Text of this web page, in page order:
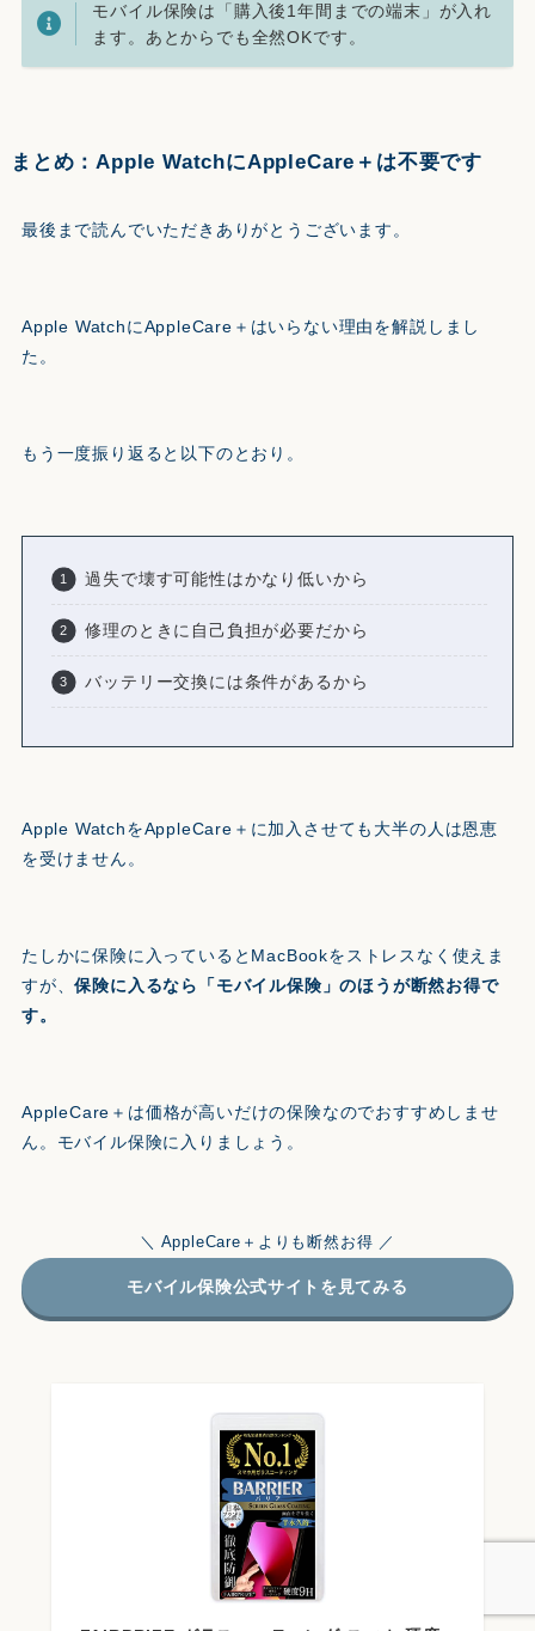
モバイル保険は「購入後1年間までの端末」が入れ
ます。あとからでも全然OKです。
まとめ：Apple WatchにAppleCare＋は不要です
最後まで読んでいただきありがとうございます。
Apple WatchにAppleCare＋はいらない理由を解説しまし
た。
もう一度振り返ると以下のとおり。
過失で壊す可能性はかなり低いから
修理のときに自己負担が必要だから
バッテリー交換には条件があるから
Apple WatchをAppleCare＋に加入させても大半の人は恩恵
を受けません。
たしかに保険に入っているとMacBookをストレスなく使えま
すが、保険に入るなら「モバイル保険」のほうが断然お得で
す。
AppleCare＋は価格が高いだけの保険なのでおすすめしませ
ん。モバイル保険に入りましょう。
＼ AppleCare＋よりも断然お得 ／
モバイル保険公式サイトを見てみる